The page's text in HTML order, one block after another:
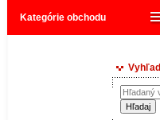
Kategórie obchodu